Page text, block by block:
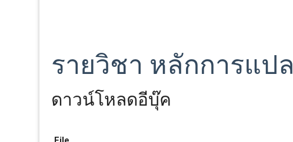
รายวิชา หลักการแปล
ดาวน์โหลดอีบุ๊ค